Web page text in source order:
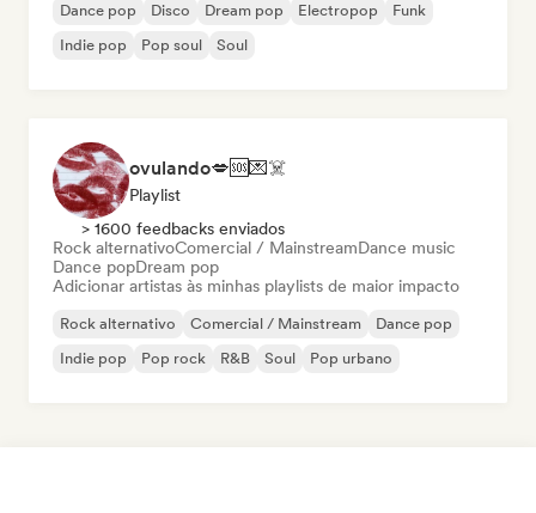
Dance pop Disco Dream pop Electropop
Funk
Indie pop
Pop soul Soul
ovulando💋🆘💌☠️
Playlist
> 1600 feedbacks enviados
Rock alternativoComercial / MainstreamDance music
Dance popDream pop
Adicionar artistas às minhas playlists de maior impacto
Rock alternativo Comercial / Mainstream
Dance pop
Indie pop
Pop rock R&B Soul Pop urbano